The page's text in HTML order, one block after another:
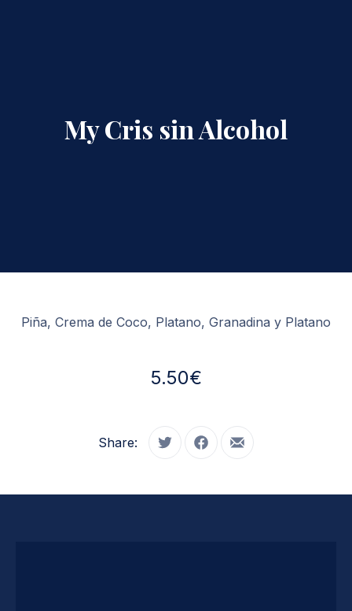
My Cris sin Alcohol
Piña, Crema de Coco, Platano, Granadina y Platano
5.50€
Share: Tweet Share on Facebook
Share by Email